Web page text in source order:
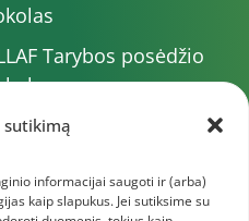
informacijai saugoti ir (arba)
kaip slapukus. Jei sutiksime su
Tarybos posėdžio
VK posėdžio protokolas
kalendorius